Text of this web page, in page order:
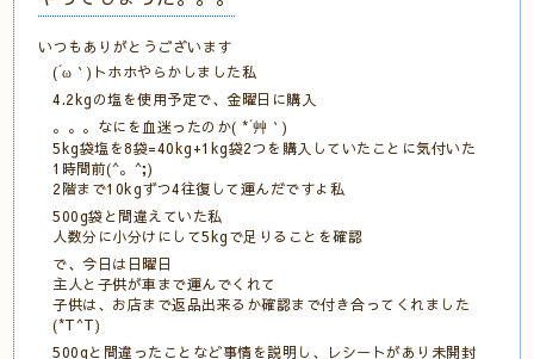
いつもありがとうございます
(´ω｀)トホホやらかしました私
4.2kgの塩を使用予定で、金曜日に購入
。。。なにを血迷ったのか( *´艸｀)
5kg袋塩を8袋=40kg+1kg袋2つを購入していたことに気付いた
1時間前(^。^;)
2階まで10kgずつ4往復して運んだですよ私
500g袋と間違えていた私
人数分に小分けにして5kgで足りることを確認
で、今日は日曜日
主人と子供が車まで運んでくれて
子供は、お店まで返品出来るか確認まで付き合ってくれました
(*T^T)
500gと間違ったことなど事情を説明し、レシートがあり未開封